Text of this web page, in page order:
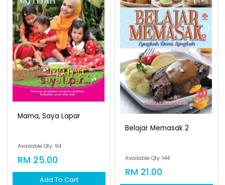
Mama, Saya Lapar
Available Qty: 94
RM 25.00
Add To Cart
Belajar Memasak 2
Available Qty: 144
RM 21.00